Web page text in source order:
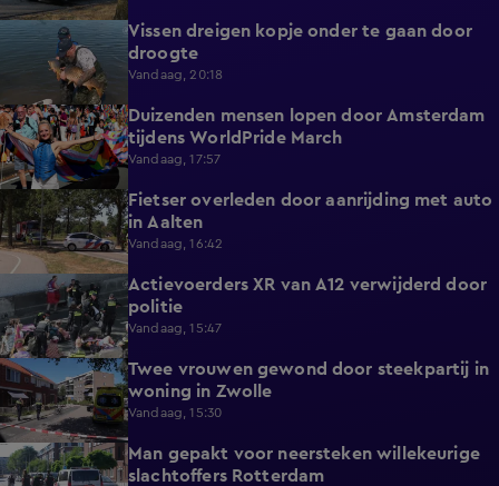
1:20
Vissen dreigen kopje onder te gaan door
droogte
Vandaag, 20:18
0:31
Duizenden mensen lopen door Amsterdam
tijdens WorldPride March
Vandaag, 17:57
0:32
Fietser overleden door aanrijding met auto
in Aalten
Vandaag, 16:42
0:39
Actievoerders XR van A12 verwijderd door
politie
Vandaag, 15:47
0:45
Twee vrouwen gewond door steekpartij in
woning in Zwolle
Vandaag, 15:30
0:27
Man gepakt voor neersteken willekeurige
slachtoffers Rotterdam